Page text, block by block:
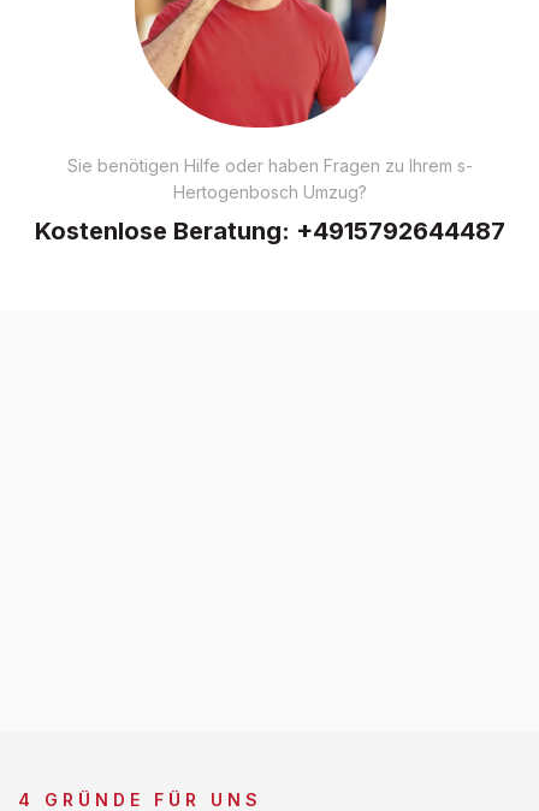
Sie benötigen Hilfe oder haben Fragen zu Ihrem s-
Hertogenbosch Umzug?
Kostenlose Beratung: +4915792644487
4 GRÜNDE FÜR UNS